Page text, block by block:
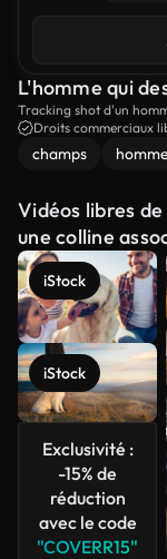
L'homme qui
Tracking shot d'un
Droits commerciaux
champs homme
Vidéos libres
une colline
iStock
iStock
Exclusivité :
-15% de
réduction
avec le code
"COVERR15"